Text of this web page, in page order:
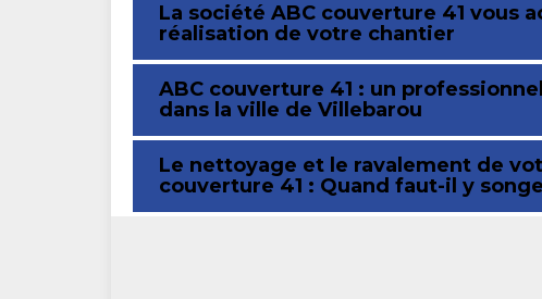
La société ABC couverture 41 vous
réalisation de votre chantier
ABC couverture 41 : un
dans la ville de Villebarou
Le nettoyage et le ravalement de
couverture 41 : Quand faut-il y